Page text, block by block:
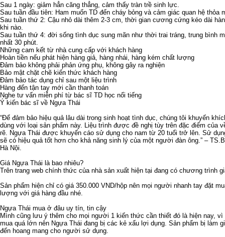
Sau 1 ngày: giảm hẳn căng thẳng, cảm thấy tràn trề sinh lực.
Sau tuần đầu tiên: Ham muốn TD đến cháy bỏng và cảm giác quan hệ thỏa
Sau tuần thứ 2: Cậu nhỏ dài thêm 2-3 cm, thời gian cương cứng kéo dài
khi nào.
Sau tuần thứ 4: đời sống tình dục sung mãn như thời trai tráng, trung bình
nhất 30 phút.
Những cam kết từ nhà cung cấp với khách hàng
Hoàn tiền nếu phát hiện hàng giả, hàng nhái, hàng kém chất lượng
Đảm bảo không phải phản ứng phụ, không gây ra nghiện
Bảo mật chặt chẽ kiến thức khách hàng
Đảm bảo tác dụng chỉ sau một liệu trình
Hàng đến tận tay mới cần thanh toán
Nghe tư vấn miễn phí từ bác sĩ TD học nổi tiếng
Ý kiến bác sĩ về Ngựa Thái
“Để đảm bảo hiệu quả lâu dài trong sinh hoạt tình dục, chúng tôi khuyến
dùng với loại sản phẩm này. Liệu trình được đề nghị tùy trên đặc điểm của
rẽ. Ngựa Thái được khuyến cáo sử dụng cho nam từ 20 tuổi trở lên. Sử
sẽ có hiệu quả tốt hơn cho khả năng sinh lý của một người đàn ông.” –
Hà Nội.
Giá Ngựa Thái là bao nhiêu?
Trên trang web chính thức của nhà sản xuất hiện tại đang có chương trình
Sản phẩm hiện chỉ có giá 350.000 VND/hộp nên mọi người nhanh tay đặt
lượng với giá hàng đầu nhé.
Ngựa Thái mua ở đâu uy tín, tin cậy
Mình cũng lưu ý thêm cho mọi người 1 kiến thức cần thiết đó là hiện nay, vì
mua quá lớn nên Ngựa Thái đang bị các kẻ xấu lợi dụng. Sản phẩm bị làm
đến hoang mang cho người sử dụng.